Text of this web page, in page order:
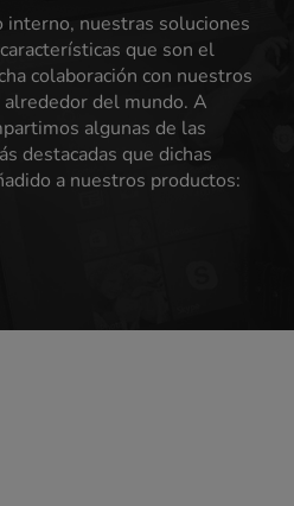
nuestras soluciones
que son el
colaboración con nuestros
del mundo. A
algunas de las
destacadas que dichas
a nuestros productos: